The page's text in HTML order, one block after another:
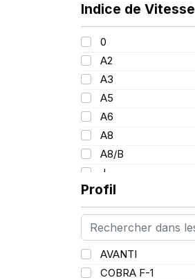
141
148/145
151
152
153
154
157
160
185
18
20
24
25
26
28
30
34
36
Indice de Vitesse
0
A2
A3
A5
A6
A8
A8/B
J
L
PR
Profil
AVANTI
COBRA F-1